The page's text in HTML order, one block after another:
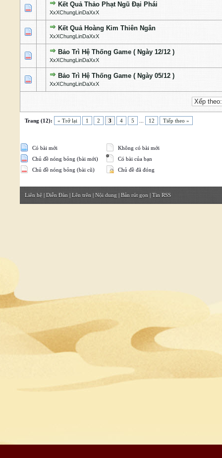
Kết Quả Thảo Phạt Ngũ Đại Phái
XxXChungLinDaXxX
0 Bỏ phiếu - 0 của 5 cấp độ
123 4 5
Kết Quả Hoàng Kim Thiên Ngân
XxXChungLinDaXxX
0 Bỏ phiếu - 0 của 5 cấp độ
1234 5
Bảo Trì Hệ Thống Game ( Ngày 12/12 )
XxXChungLinDaXxX
0 Bỏ phiếu - 0 của 5 cấp độ
1 2 345
Bảo Trì Hệ Thống Game ( Ngày 05/12 )
XxXChungLinDaXxX
0 Bỏ phiếu - 0 của 5 cấp độ
1 2 345
Trang (12): « Trở lại 1 2 3 4 5 12 Tiếp theo »
Có bài mới
Chủ đề nóng bỏng (bài mới)
Chủ đề nóng bỏng (bài cũ)
Không có bài mới
Có bài của bạn
Chủ đề đã đóng
Liên hệ | Diễn Đàn | Lên trên | Nội dung | Bản rút gọn | Tin RSS